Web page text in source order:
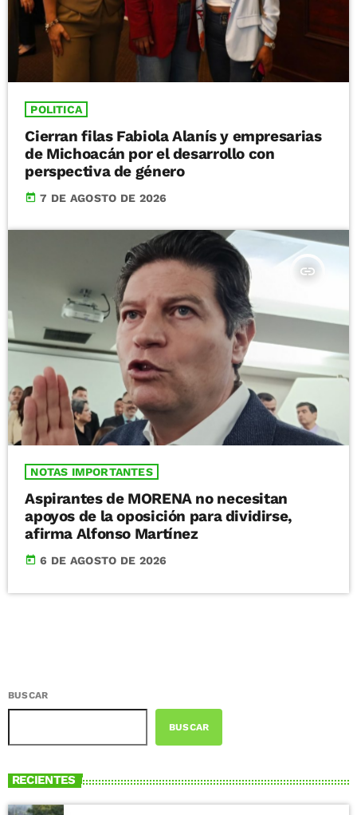
POLITICA
Cierran filas Fabiola Alanís y empresarias
de Michoacán por el desarrollo con
perspectiva de género
today 7 DE AGOSTO DE 2026
insert_link
NOTAS IMPORTANTES
Aspirantes de MORENA no necesitan
apoyos de la oposición para dividirse,
afirma Alfonso Martínez
today 6 DE AGOSTO DE 2026
BUSCAR
BUSCAR
RECIENTES